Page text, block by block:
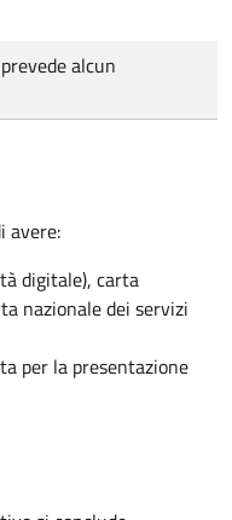
alcun
avere:
digitale), carta
nazionale dei servizi
per la presentazione